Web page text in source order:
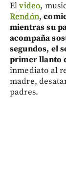
Elvideo,
Rendón,
mientras su
acompaña
segundos, el
primer llanto
inmediato al
madre,
padres.